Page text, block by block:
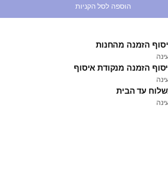
הוספה לסל הקניות
הזמנה מהחנות
הזמנה מנקודת איסוף
עד הבית